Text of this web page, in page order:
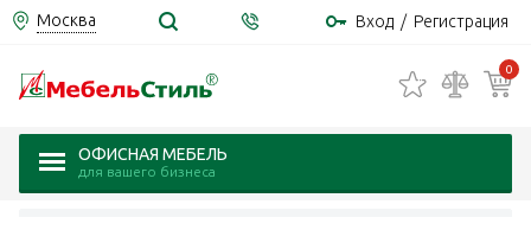
Москва Вход / Регистрация
0
ОФИСНАЯ МЕБЕЛЬ
для вашего бизнеса